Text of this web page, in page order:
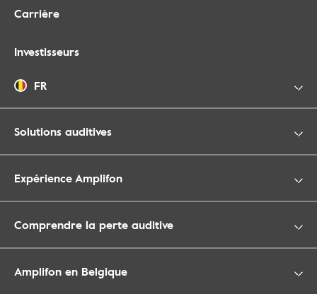
Carrière
Investisseurs
FR
Solutions auditives
Expérience Amplifon
Comprendre la perte auditive
Amplifon en Belgique